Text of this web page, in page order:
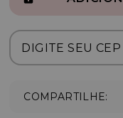
COMPARTILHE: